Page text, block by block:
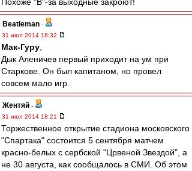
Beatleman -
31 июл 2014 18:32
Мак-Гуру
Дык Аленичев первый приходит на ум при
Старкове. Он был капитаном, но провел
совсем мало игр.
Жентяй -
31 июл 2014 18:21
Торжественное открытие стадиона московского
"Спартака" состоится 5 сентября матчем
красно-белых с сербской "Црвеной Звездой", а
не 30 августа, как сообщалось в СМИ. Об этом